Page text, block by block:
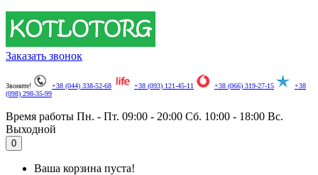
Заказать звонок
Звоните! +38 (044) 338-52-68 +38 (093) 121-45-11 +38 (066) 319-27-15
+38
(098) 298-35-99
Время работы Пн. - Пт. 09:00 - 20:00 Сб. 10:00 - 18:00 Вс.
Выходной
0
Ваша корзина пуста!